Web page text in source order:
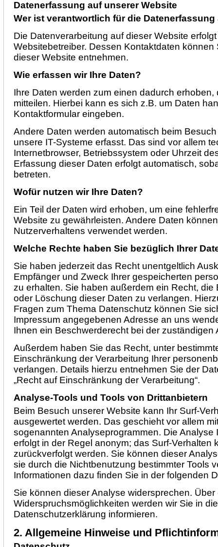
Datenerfassung auf unserer Website
Wer ist verantwortlich für die
Die Datenverarbeitung auf dieser Website
Websitebetreiber. Dessen Kontaktdaten können
dieser Website entnehmen.
Wie erfassen wir Ihre Daten?
Ihre Daten werden zum einen dadurch
mitteilen. Hierbei kann es sich z.B. um Daten
Kontaktformular eingeben.
Andere Daten werden automatisch beim
unsere IT-Systeme erfasst. Das sind vor allem
Internetbrowser, Betriebssystem oder Uhrzeit
Erfassung dieser Daten erfolgt automatisch,
betreten.
Wofür nutzen wir Ihre Daten?
Ein Teil der Daten wird erhoben, um eine
Website zu gewährleisten. Andere Daten
Nutzerverhaltens verwendet werden.
Welche Rechte haben Sie bezüglich Ihrer
Sie haben jederzeit das Recht unentgeltlich
Empfänger und Zweck Ihrer gespeicherten
zu erhalten. Sie haben außerdem ein Recht, die
oder Löschung dieser Daten zu verlangen.
Fragen zum Thema Datenschutz können Sie
Impressum angegebenen Adresse an uns
Ihnen ein Beschwerderecht bei der zuständigen
Außerdem haben Sie das Recht, unter
Einschränkung der Verarbeitung Ihrer
verlangen. Details hierzu entnehmen Sie der
„Recht auf Einschränkung der Verarbeitung“.
Analyse-Tools und Tools von Drittanbietern
Beim Besuch unserer Website kann Ihr Surf-
ausgewertet werden. Das geschieht vor allem
sogenannten Analyseprogrammen. Die Analyse
erfolgt in der Regel anonym; das Surf-Verhalten
zurückverfolgt werden. Sie können dieser
sie durch die Nichtbenutzung bestimmter Tools
Informationen dazu finden Sie in der folgenden
Sie können dieser Analyse widersprechen. Über
Widerspruchsmöglichkeiten werden wir Sie in
Datenschutzerklärung informieren.
2. Allgemeine Hinweise und